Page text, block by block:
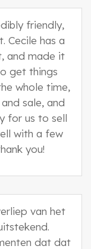
friendly,
Cecile has a
and made it
get things
whole time,
sale, and
for us to sell
with a few
you!
van het
dat dat